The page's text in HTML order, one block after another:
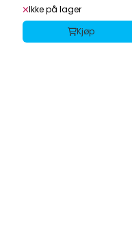
Ikke på lager
Kjøp